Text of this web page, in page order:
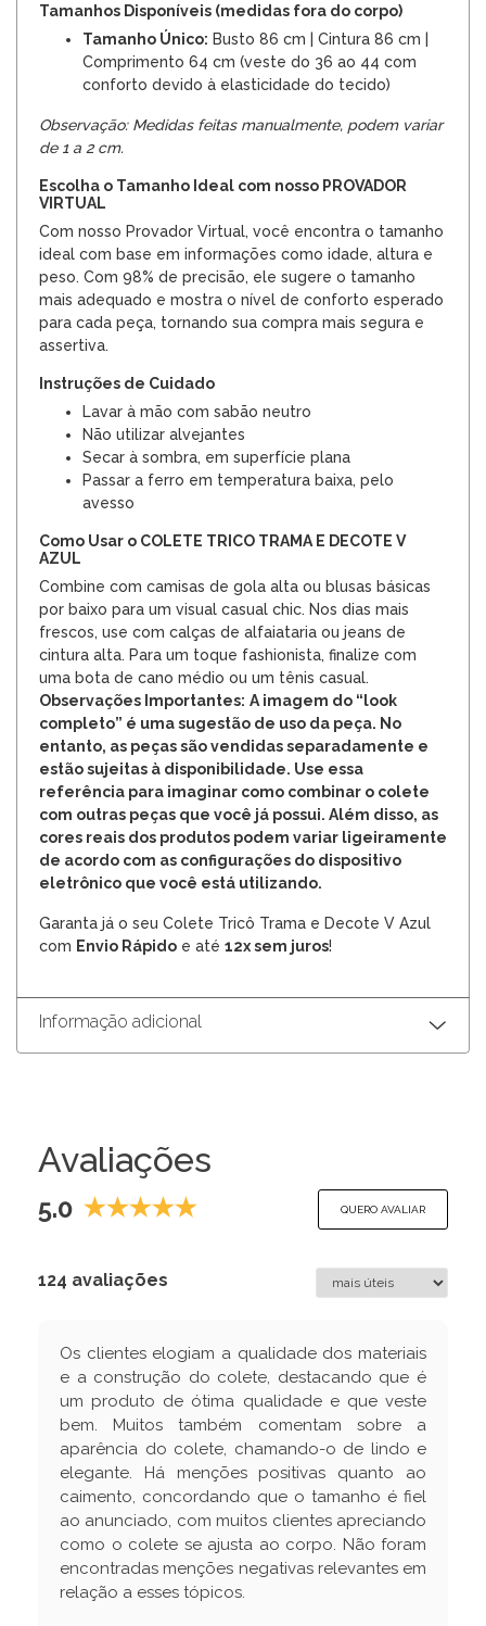
Tamanhos Disponíveis (medidas fora do corpo)
Tamanho Único: Busto 86 cm | Cintura 86 cm |
Comprimento 64 cm (veste do 36 ao 44 com
conforto devido à elasticidade do tecido)
Observação: Medidas feitas manualmente, podem variar
de 1 a 2 cm.
Escolha o Tamanho Ideal com nosso PROVADOR
VIRTUAL
Com nosso Provador Virtual, você encontra o tamanho
ideal com base em informações como idade, altura e
peso. Com 98% de precisão, ele sugere o tamanho
mais adequado e mostra o nível de conforto esperado
para cada peça, tornando sua compra mais segura e
assertiva.
Instruções de Cuidado
Lavar à mão com sabão neutro
Não utilizar alvejantes
Secar à sombra, em superfície plana
Passar a ferro em temperatura baixa, pelo
avesso
Como Usar o COLETE TRICO TRAMA E DECOTE V
AZUL
Combine com camisas de gola alta ou blusas básicas
por baixo para um visual casual chic. Nos dias mais
frescos, use com calças de alfaiataria ou jeans de
cintura alta. Para um toque fashionista, finalize com
uma bota de cano médio ou um tênis casual.
Observações Importantes: A imagem do “look
completo” é uma sugestão de uso da peça. No
entanto, as peças são vendidas separadamente e
estão sujeitas à disponibilidade. Use essa
referência para imaginar como combinar o colete
com outras peças que você já possui. Além disso, as
cores reais dos produtos podem variar ligeiramente
de acordo com as configurações do dispositivo
eletrônico que você está utilizando.
Garanta já o seu Colete Tricô Trama e Decote V Azul
com Envio Rápido e até 12x sem juros!
Informação adicional
Avaliações
5.0 QUERO AVALIAR
124 avaliações
Os clientes elogiam a qualidade dos materiais
e a construção do colete, destacando que é
um produto de ótima qualidade e que veste
bem. Muitos também comentam sobre a
aparência do colete, chamando-o de lindo e
elegante. Há menções positivas quanto ao
caimento, concordando que o tamanho é fiel
ao anunciado, com muitos clientes apreciando
como o colete se ajusta ao corpo. Não foram
encontradas menções negativas relevantes em
relação a esses tópicos.